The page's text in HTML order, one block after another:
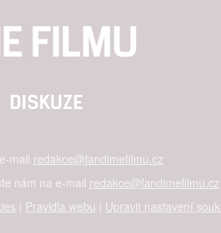
DISKUZE
mail redakce@fandimefilmu.cz
nám na e-mail redakce@fandimefilmu.cz
| Pravidla webu | Upravit nastavení